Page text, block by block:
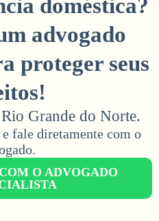
doméstica?
advogado
proteger seus
Grande do Norte.
fale diretamente com o
O ADVOGADO